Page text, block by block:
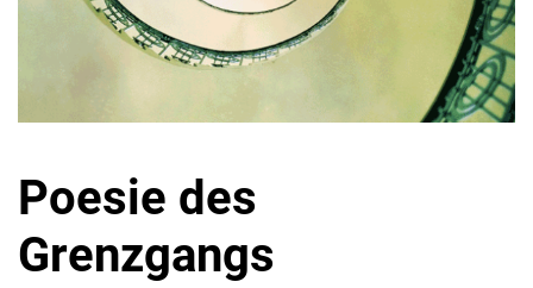
Poesie des
Grenzgangs